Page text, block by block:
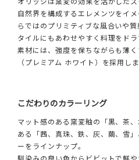
自然界を構成するエレメンツをイ
らではのプリミティブな風合いや
タイルにもあわせやすく料理をドラ
素材には、強度を保ちながらも薄
（プレミアム ホワイト）を採用しま
こだわりのカラーリング
マット感のある窯変釉の「黒、茶
ある「茜、真珠、鉄、灰、繭、雪
ーをラインナップ。
馴染みの良い色からビビットで鮮